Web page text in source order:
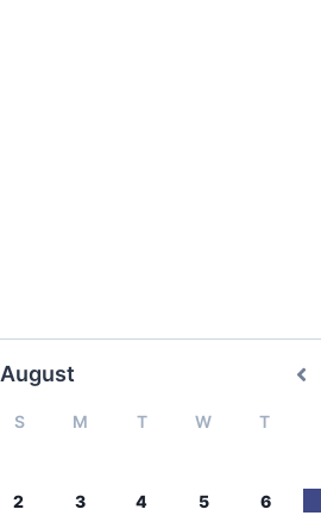
August
S M T W T
2
3 4 5 6